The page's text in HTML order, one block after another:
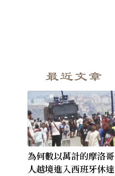
最近文章
為何數以萬計的摩洛哥
人越境進入西班牙休達